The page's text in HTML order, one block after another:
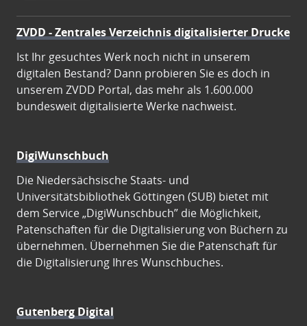
ZVDD - Zentrales Verzeichnis digitalisierter Drucke
Ist Ihr gesuchtes Werk noch nicht in unserem
digitalen Bestand? Dann probieren Sie es doch in
unserem ZVDD Portal, das mehr als 1.600.000
bundesweit digitalisierte Werke nachweist.
DigiWunschbuch
Die Niedersächsische Staats- und
Universitätsbibliothek Göttingen (SUB) bietet mit
dem Service „DigiWunschbuch” die Möglichkeit,
Patenschaften für die Digitalisierung von Büchern zu
übernehmen. Übernehmen Sie die Patenschaft für
die Digitalisierung Ihres Wunschbuches.
Gutenberg Digital